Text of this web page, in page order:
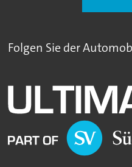
Folgen Sie der